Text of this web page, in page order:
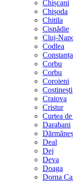
Chișcani
Chișoda
Chitila
Cisnădie
Cluj-
Codlea
Constanța
Corbu
Corbu
Coroieni
Costinești
Craiova
Cristur
Curtea
Darabani
Deal
Dej
Deva
Doaga
Dorna